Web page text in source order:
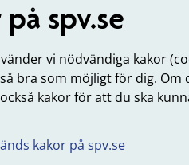
spv.se
vi nödvändiga kakor
bra som möjligt för dig. Om
kakor för att du ska
kakor på spv.se
Så här gör du om du
förordningen
har statlig